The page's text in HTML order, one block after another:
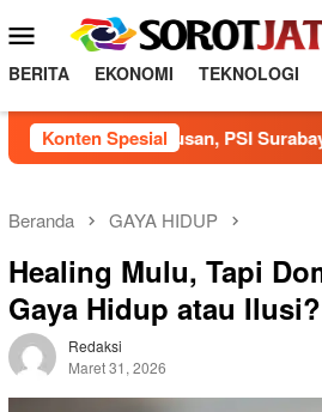
ke
konten
Menu
Mobile
BERITA EKONOMI TEKNOLOGI
Konten Spesial
Agustusan, PSI Surabaya Adu
Beranda GAYA HIDUP
Healing Mulu, Tapi
Gaya Hidup atau Ilusi?
Redaksi
Maret 31, 2026